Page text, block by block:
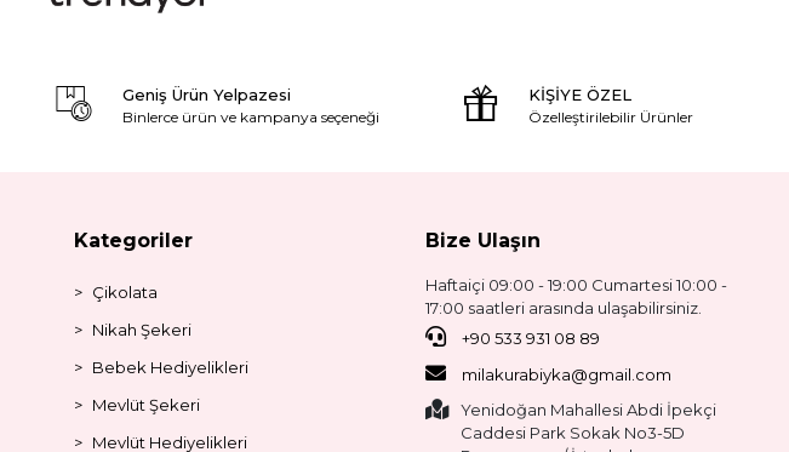
Geniş Ürün Yelpazesi
Binlerce ürün ve kampanya seçeneği
KİŞİYE ÖZEL
Özelleştirilebilir Ürünler
Kategoriler
Çikolata
Nikah Şekeri
Bebek Hediyelikleri
Mevlüt Şekeri
Mevlüt Hediyelikleri
Bize Ulaşın
Haftaiçi 09:00 - 19:00 Cumartesi 10:00 -
17:00 saatleri arasında ulaşabilirsiniz.
+90 533 931 08 89
milakurabiyka@gmail.com
Yenidoğan Mahallesi Abdi İpekçi
Caddesi Park Sokak No3-5D